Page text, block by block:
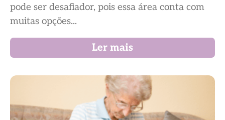
pode ser desafiador, pois essa área conta com
muitas opções...
Ler mais